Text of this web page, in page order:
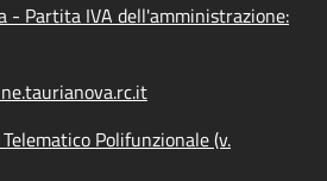
- Partita IVA dell'amministrazione:
Polifunzionale (v.